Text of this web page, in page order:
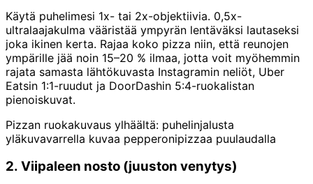
Käytä puhelimesi 1x- tai 2x-objektiivia. 0,5x-
ultralaajakulma vääristää ympyrän lentäväksi lautaseksi
joka ikinen kerta. Rajaa koko pizza niin, että reunojen
ympärille jää noin 15–20 % ilmaa, jotta voit myöhemmin
rajata samasta lähtökuvasta Instagramin neliöt, Uber
Eatsin 1:1-ruudut ja DoorDashin 5:4-ruokalistan
pienoiskuvat.
Pizzan ruokakuvaus ylhäältä: puhelinjalusta
yläkuvavarrella kuvaa pepperonipizzaa puulaudalla
2. Viipaleen nosto (juuston venytys)